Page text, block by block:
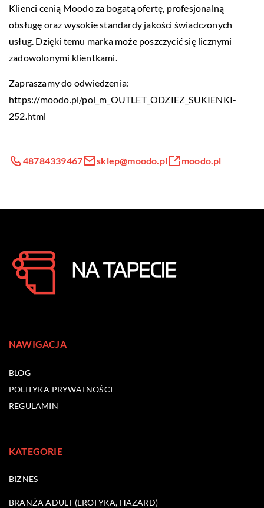
Klienci cenią Moodo za bogatą ofertę, profesjonalną
obsługę oraz wysokie standardy jakości świadczonych
usług. Dzięki temu marka może poszczycić się licznymi
zadowolonymi klientkami.
Zapraszamy do odwiedzenia:
https://moodo.pl/pol_m_OUTLET_ODZIEZ_SUKIENKI-
252.html
48784339467 sklep@moodo.pl moodo.pl
NAWIGACJA
BLOG
POLITYKA PRYWATNOŚCI
REGULAMIN
KATEGORIE
BIZNES
BRANŻA ADULT (EROTYKA, HAZARD)